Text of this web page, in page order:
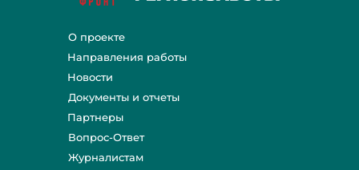
Вопрос-Ответ
О проекте
Партнеры
Журналистам
Направления работы
Новости
Документы и отчеты